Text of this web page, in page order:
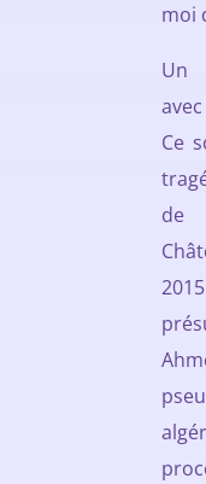
moi
Un
Ce
de